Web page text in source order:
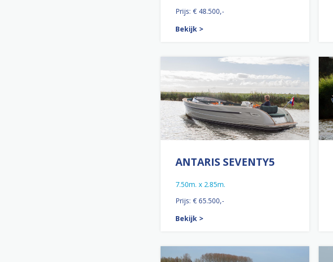
Prijs: € 48.500,-
Bekijk >
ANTARIS SEVENTY5
7.50m. x 2.85m.
Prijs: € 65.500,-
Bekijk >